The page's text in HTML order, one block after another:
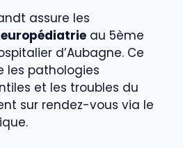
assure les
au 5ème
d’Aubagne. Ce
les pathologies
et les troubles du
sur rendez-vous via le